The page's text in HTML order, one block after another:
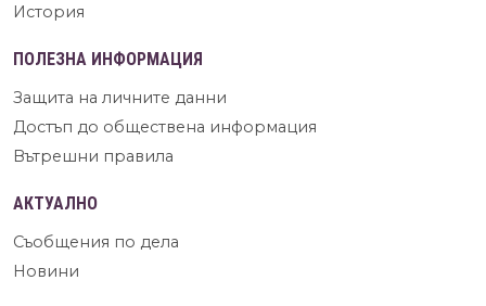
История
ПОЛЕЗНА ИНФОРМАЦИЯ
Защита на личните данни
Достъп до обществена информация
Вътрешни правила
АКТУАЛНО
Съобщения по дела
Новини